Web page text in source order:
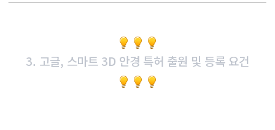
3. 고글, 스마트 3D 안경 특허 출원 및 등록 요건